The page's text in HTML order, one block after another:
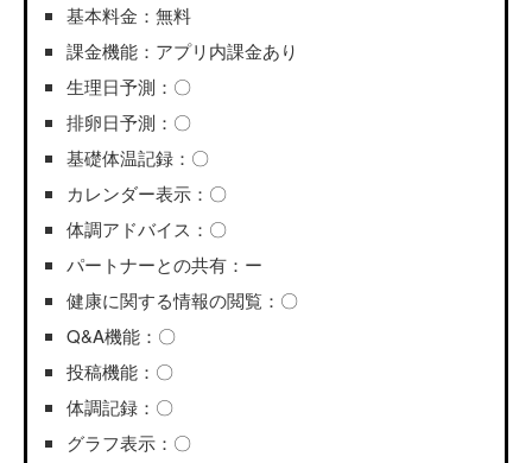
基本料金：無料
課金機能：アプリ内課金あり
生理日予測：〇
排卵日予測：〇
基礎体温記録：〇
カレンダー表示：〇
体調アドバイス：〇
パートナーとの共有：ー
健康に関する情報の閲覧：〇
Q&A機能：〇
投稿機能：〇
体調記録：〇
グラフ表示：〇